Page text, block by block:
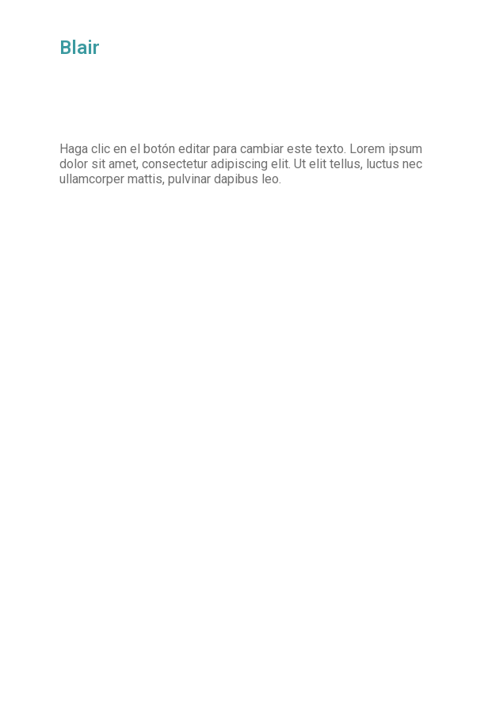
Blair
Haga clic en el botón editar para cambiar este texto. Lorem ipsum
dolor sit amet, consectetur adipiscing elit. Ut elit tellus, luctus nec
ullamcorper mattis, pulvinar dapibus leo.